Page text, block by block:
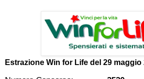
Estrazione Win for Life del 29 maggio